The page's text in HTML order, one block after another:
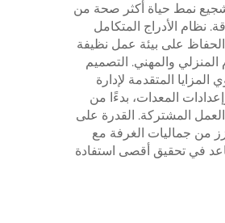
تشجيع نمط حياة أكثر صحة من
نظام الأدراج المتكامل
على بيئة عمل نظيفة
والمهني. التصميم
المتقدمة لإدارة
المعدات، بدءًا من
المشتركة. القدرة على
من جماليات الغرفة مع
في تحقيق أقصى استفادة